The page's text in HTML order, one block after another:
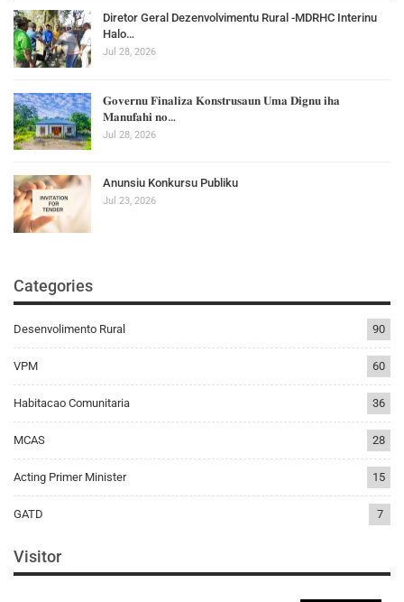
Diretor Geral Dezenvolvimentu Rural -MDRHC Interinu
Halo…
Jul 28, 2026
𝐆𝐨𝐯𝐞𝐫𝐧𝐮 𝐅𝐢𝐧𝐚𝐥𝐢𝐳𝐚 𝐊𝐨𝐧𝐬𝐭𝐫𝐮𝐬𝐚𝐮𝐧 𝐔𝐦𝐚 𝐃𝐢𝐠𝐧𝐮 𝐢𝐡𝐚
𝐌𝐚𝐧𝐮𝐟𝐚𝐡𝐢 𝐧𝐨…
Jul 28, 2026
Anunsiu Konkursu Publiku
Jul 23, 2026
Categories
Desenvolimento Rural 90
VPM 60
Habitacao Comunitaria 36
MCAS 28
Acting Primer Minister 15
GATD 7
Visitor